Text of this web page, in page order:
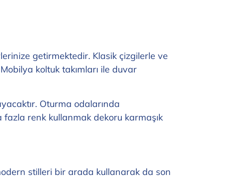
getirmektedir. Klasik çizgilerle ve
koltuk takımları ile duvar
Oturma odalarında
fazla renk kullanmak dekoru karmaşık
stilleri bir arada kullanarak da son